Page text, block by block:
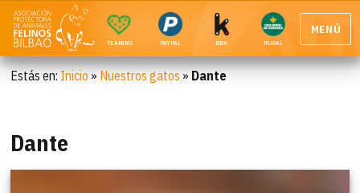
TEAMING PAYPAL BBK RURAL
MENÚ
Estás en: Inicio » Nuestros gatos » Dante
Dante